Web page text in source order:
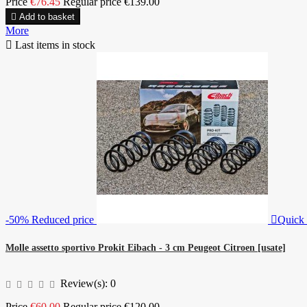
 Add to basket
More
 Last items in stock
-50% Reduced price Quick
Molle assetto sportivo Prokit Eibach - 3 cm Peugeot Citroen [usate]
Review(s): 0